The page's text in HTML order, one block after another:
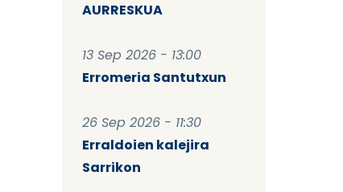
AURRESKUA
13 Sep 2026 - 13:00
Erromeria Santutxun
26 Sep 2026 - 11:30
Erraldoien kalejira
Sarrikon